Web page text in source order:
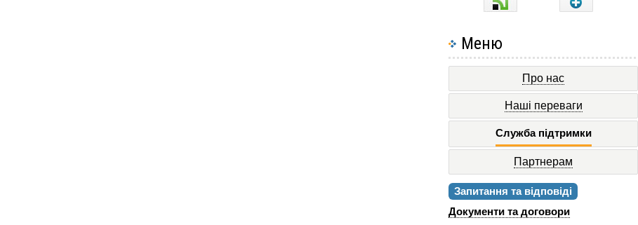
Меню
Про нас
Наші переваги
Служба підтримки
Партнерам
Запитання та відповіді
Документи та договори